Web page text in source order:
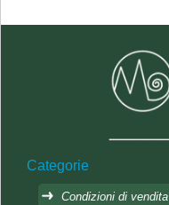
Categorie
Condizioni di vendita